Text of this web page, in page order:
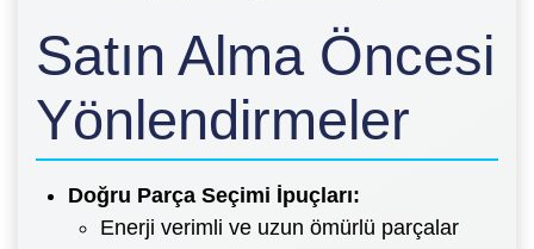
Satın Alma Öncesi
Yönlendirmeler
Doğru Parça Seçimi İpuçları:
Enerji verimli ve uzun ömürlü parçalar